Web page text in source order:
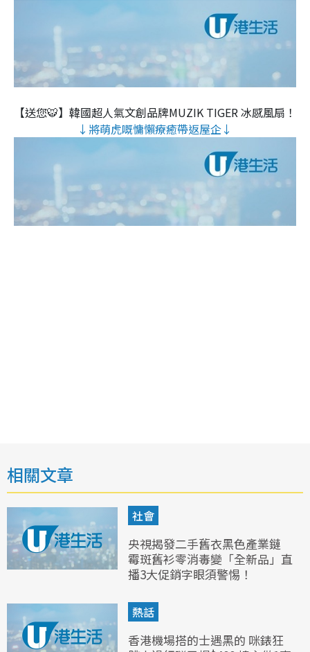
【送您🐯】韓國超人氣文創品牌MUZIK TIGER 冰感風扇！
↓將萌虎嘅慵懶療癒帶返屋企↓
相關文章
社會
央視揭發二手舊衣黑色產業鏈
霉斑舊衫零消毒變「全新品」直
播3大促銷字眼須警惕！
熱話
香港機場搭的士遇黑的 咪錶狂